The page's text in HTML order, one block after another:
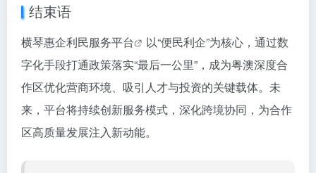
结束语
横琴惠企利民服务平台
以“便民利企”为核心，通过数
字化手段打通政策落实“最后一公里”，成为粤澳深度合
作区优化营商环境、吸引人才与投资的关键载体。未
来，平台将持续创新服务模式，深化跨境协同，为合作
区高质量发展注入新动能。